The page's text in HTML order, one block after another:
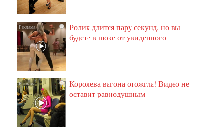
i
Ролик длится пару секунд, но вы
будете в шоке от увиденного
i
Королева вагона отожгла! Видео не
оставит равнодушным